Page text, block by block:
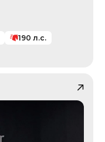
190 л.с.